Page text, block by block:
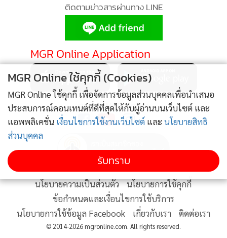
ติดตามข่าวสารผ่านทาง LINE
MGR Online Application
ติดตาม MGR Online
นโยบายความเป็นส่วนตัว
นโยบายการใช้คุกกี้
ข้อกำหนดและเงื่อนไขการใช้บริการ
นโยบายการใช้ข้อมูล Facebook
เกี่ยวกับเรา ติดต่อเรา
© 2014-2026 mgronline.com. All rights reserved.
MGR Online ใช้คุกกี้ (Cookies)
MGR Online ใช้คุกกี้ เพื่อจัดการข้อมูลส่วนบุคคลเพื่อนำเสนอ
ประสบการณ์คอนเทนต์ที่ดีที่สุดให้กับผู้อ่านบนเว็บไซต์ และ
แอพพลิเคชั่น เงื่อนไขการใช้งานเว็บไซต์ และ นโยบายสิทธิ
ส่วนบุคคล
รับทราบ